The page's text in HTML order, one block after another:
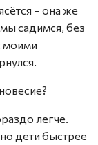
– она же
мы садимся, без
моими
легче.
дети быстрее